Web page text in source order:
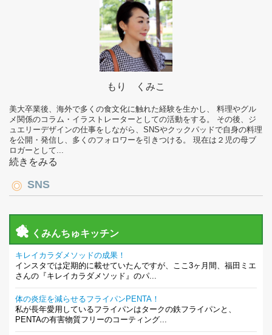
もり くみこ
美大卒業後、海外で多くの食文化に触れた経験を生かし、 料理やグル
メ関係のコラム・イラストレーターとしての活動をする。 その後、ジ
ュエリーデザインの仕事をしながら、SNSやクックパッドで自身の料理
を公開・発信し、多くのフォロワーを引きつける。 現在は２児の母ブ
ロガーとして...
続きをみる
SNS
くみんちゅキッチン
キレイカラダメソッドの成果！
インスタでは定期的に載せていたんですが、ここ3ヶ月間、福田ミエ
さんの『キレイカラダメソッド』のパ...
体の炎症を減らせるフライパンPENTA！
私が長年愛用しているフライパンはタークの鉄フライパンと、
PENTAの有害物質フリーのコーティング...